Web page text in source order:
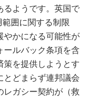
るようです。英国で
囲に関する制限
やかになる可能性が
ールバック条項を含
策を提供しようとす
とどまらず連邦議会
レガシー契約が（救